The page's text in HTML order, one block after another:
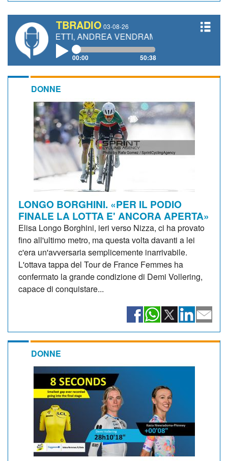
TBRADIO 03-08-26
ANDREA VENDRAME, FILIPPO FIORELLI
00:00 50:38
DONNE
LONGO BORGHINI. «PER IL PODIO
FINALE LA LOTTA E' ANCORA APERTA»
Elisa Longo Borghini, ieri verso Nizza, ci ha provato
fino all'ultimo metro, ma questa volta davanti a lei
c'era un'avversaria semplicemente inarrivabile.
L'ottava tappa del Tour de France Femmes ha
confermato la grande condizione di Demi Vollering,
capace di conquistare...
DONNE